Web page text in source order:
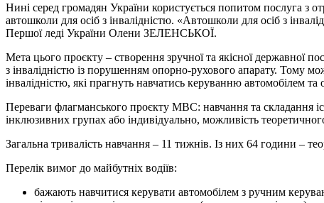
Нині серед громадян України користується попитом послуга з
автошколи для осіб з інвалідністю. «Автошколи для осіб з
Першої леді України Олени ЗЕЛЕНСЬКОЇ.
Мета цього проєкту – створення зручної та якісної державної
з інвалідністю із порушенням опорно-рухового апарату. Тому
інвалідністю, які прагнуть навчатись керуванню автомобілем
Переваги флагманського проєкту МВС: навчання та складання
інклюзивних групах або індивідуально, можливість
Загальна тривалість навчання – 11 тижнів. Із них 64 години –
Перелік вимог до майбутніх водіїв:
бажають навчитися керувати автомобілем з ручним